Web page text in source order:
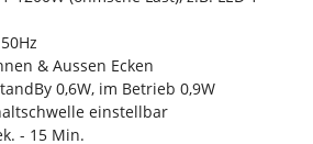
& Aussen Ecken
0,6W, im Betrieb 0,9W
einstellbar
- 15 Min.